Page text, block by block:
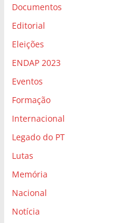
Documentos
Editorial
Eleições
ENDAP 2023
Eventos
Formação
Internacional
Legado do PT
Lutas
Memória
Nacional
Notícia